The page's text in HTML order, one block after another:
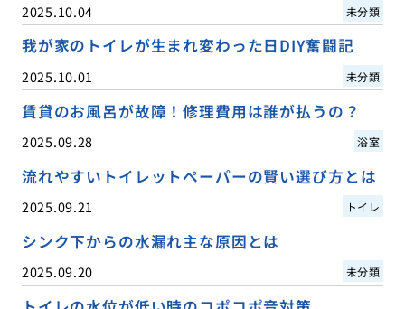
2025.10.04 未分類
我が家のトイレが生まれ変わった日DIY奮闘記
2025.10.01 未分類
賃貸のお風呂が故障！修理費用は誰が払うの？
2025.09.28 浴室
流れやすいトイレットペーパーの賢い選び方とは
2025.09.21 トイレ
シンク下からの水漏れ主な原因とは
2025.09.20 未分類